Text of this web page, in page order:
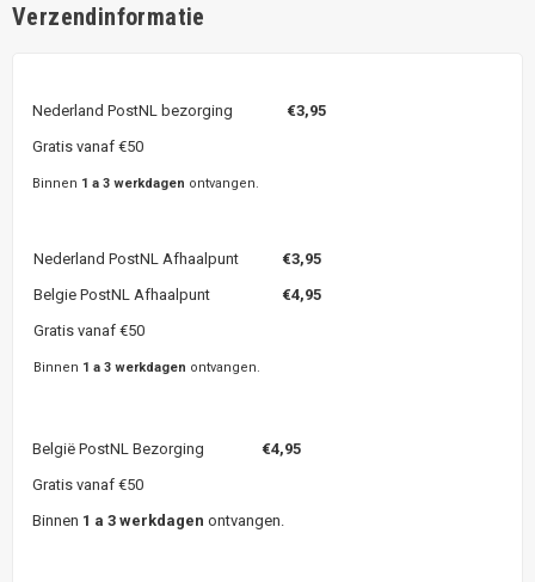
Verzendinformatie
Nederland PostNL bezorging €3,95
Gratis vanaf €50
Binnen 1 a 3 werkdagen ontvangen.
Nederland PostNL Afhaalpunt €3,95
Belgie PostNL Afhaalpunt
€4,95
Gratis vanaf €50
Binnen 1 a 3 werkdagen ontvangen.
België PostNL Bezorging €4,95
Gratis vanaf €50
Binnen 1 a 3 werkdagen ontvangen.